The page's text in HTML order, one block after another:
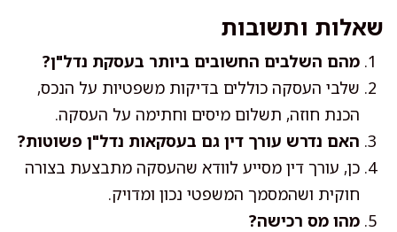
שאלות ותשובות
מהם השלבים החשובים ביותר בעסקת נדל"ן?
שלבי העסקה כוללים בדיקות משפטיות על הנכס,
הכנת חוזה, תשלום מיסים וחתימה על העסקה.
האם נדרש עורך דין גם בעסקאות נדל"ן פשוטות?
כן, עורך דין מסייע לוודא שהעסקה מתבצעת בצורה
חוקית ושהמסמך המשפטי נכון ומדויק.
מהו מס רכישה?